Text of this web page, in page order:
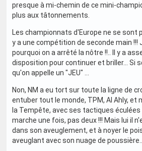
presque à mi-chemin de ce mini-
plus aux tâtonnements.
Les championnats d'Europe ne se sont
y a une compétition de seconde main !!!
pourquoi on a arrêté la nôtre !!.. Il y a
disposition pour continuer et briller... Si
qu'on appelle un "JEU" ...
Non, NM a eu tort sur toute la ligne de
entuber tout le monde, TPM, Al Ahly, et
la Tempête, avec ses tactiques
marche une fois, pas deux !!! Mais lui il
dans son aveuglement, et à noyer le
aveuglant avec son nuage de